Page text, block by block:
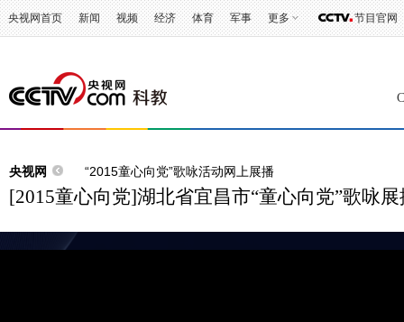
央视网首页 新闻 视频 经济 体育 军事 更多 节目官网
央视网 “2015童心向党”歌咏活动网上展播
[2015童心向党]湖北省宜昌市“童心向党”歌咏